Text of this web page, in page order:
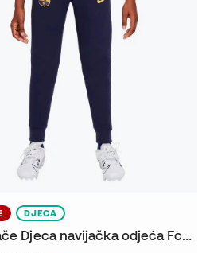
DJECA
Duge hlače Djeca navijačka odjeća Fc Barcelone 2025. – 2026